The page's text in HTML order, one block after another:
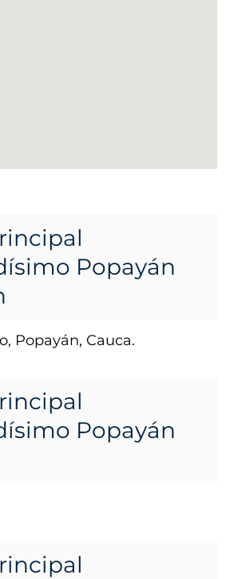
Popayán
Popayán, Cauca.
Popayán